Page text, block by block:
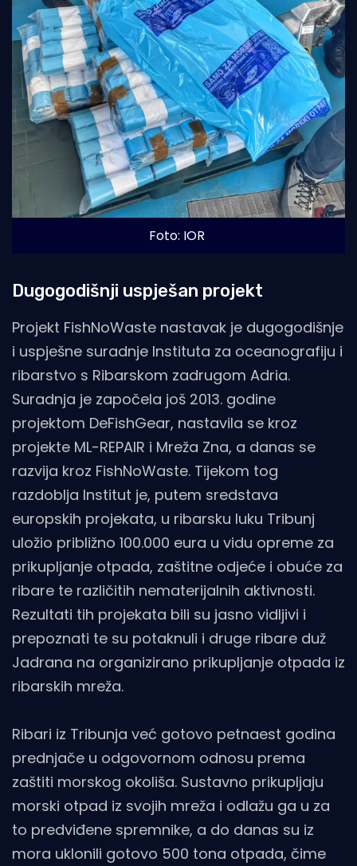
Foto: IOR
Dugogodišnji uspješan projekt
Projekt FishNoWaste nastavak je dugogodišnje
i uspješne suradnje Instituta za oceanografiju i
ribarstvo s Ribarskom zadrugom Adria.
Suradnja je započela još 2013. godine
projektom DeFishGear, nastavila se kroz
projekte ML-REPAIR i Mreža Zna, a danas se
razvija kroz FishNoWaste. Tijekom tog
razdoblja Institut je, putem sredstava
europskih projekata, u ribarsku luku Tribunj
uložio približno 100.000 eura u vidu opreme za
prikupljanje otpada, zaštitne odjeće i obuće za
ribare te različitih nematerijalnih aktivnosti.
Rezultati tih projekata bili su jasno vidljivi i
prepoznati te su potaknuli i druge ribare duž
Jadrana na organizirano prikupljanje otpada iz
ribarskih mreža.
Ribari iz Tribunja već gotovo petnaest godina
prednjače u odgovornom odnosu prema
zaštiti morskog okoliša. Sustavno prikupljaju
morski otpad iz svojih mreža i odlažu ga u za
to predviđene spremnike, a do danas su iz
mora uklonili gotovo 500 tona otpada, čime